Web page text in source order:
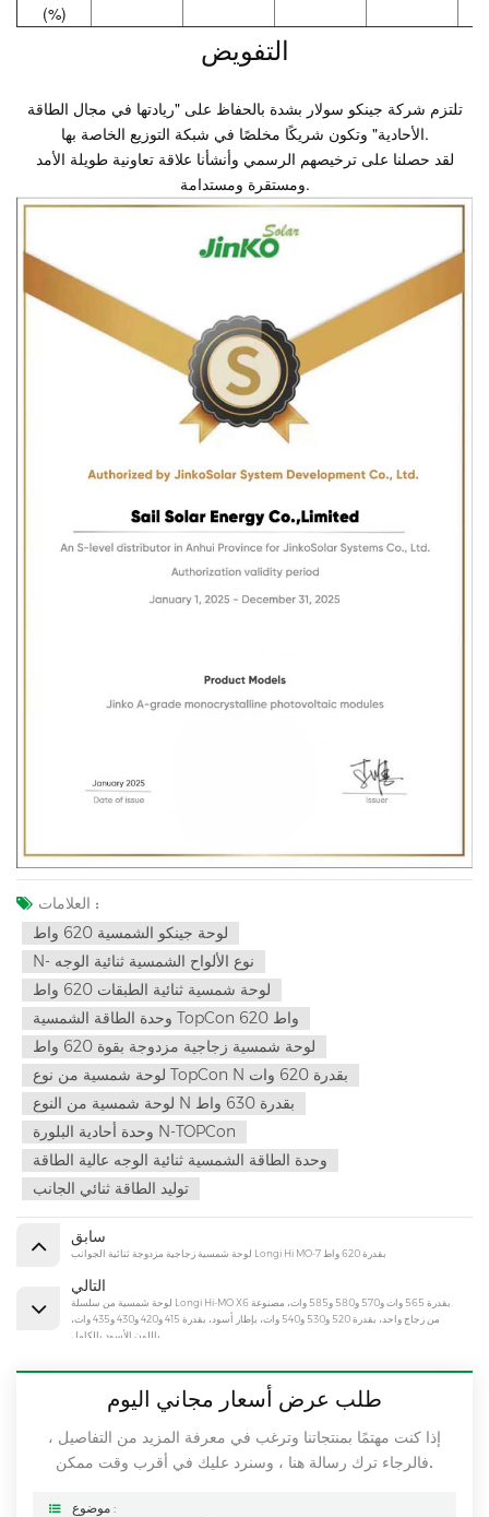
(%)
التفويض
تلتزم شركة جينكو سولار بشدة بالحفاظ على "ريادتها في مجال الطاقة
الأحادية" وتكون شريكًا مخلصًا في شبكة التوزيع الخاصة بها.
لقد حصلنا على ترخيصهم الرسمي وأنشأنا علاقة تعاونية طويلة الأمد
ومستقرة ومستدامة.
العلامات :
لوحة جينكو الشمسية 620 واط
N- نوع الألواح الشمسية ثنائية الوجه
لوحة شمسية ثنائية الطبقات 620 واط
وحدة الطاقة الشمسية TopCon 620 واط
لوحة شمسية زجاجية مزدوجة بقوة 620 واط
لوحة شمسية من نوع TopCon N بقدرة 620 وات
لوحة شمسية من النوع N بقدرة 630 واط
وحدة أحادية البلورة N-TOPCon
وحدة الطاقة الشمسية ثنائية الوجه عالية الطاقة
توليد الطاقة ثنائي الجانب
سابق
لوحة شمسية زجاجية مزدوجة ثنائية الجوانب Longi Hi MO-7 بقدرة 620 واط
التالي
لوحة شمسية من سلسلة Longi Hi-MO X6 بقدرة 565 وات و570 و580 و585 وات، مصنوعة
من زجاج واحد، بقدرة 520 و530 و540 وات، بإطار أسود، بقدرة 415 و420 و430 و435 وات،
باللون الأسود بالكامل
طلب عرض أسعار مجاني اليوم
إذا كنت مهتمًا بمنتجاتنا وترغب في معرفة المزيد من التفاصيل ،
فالرجاء ترك رسالة هنا ، وسنرد عليك في أقرب وقت ممكن.
موضوع :